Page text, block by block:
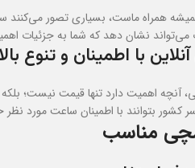
همراه ماست، بسیاری تصور
نشان دهد که شما به جزئیات اهمیت
با اطمینان و تنوع بالا
آنچه اهمیت دارد تنها قیمت نیست؛
کشور بتوانند با اطمینان ساعت مورد
مناسب